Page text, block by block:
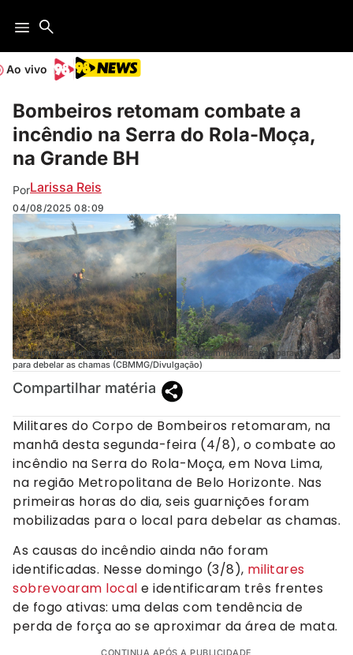
Ao vivo
Bombeiros retomam combate a
incêndio na Serra do Rola-Moça,
na Grande BH
PorLarissa Reis
04/08/2025 08:09
Nas primeiras horas do dia, seis guarnições foram mobilizadas para o local
para debelar as chamas (CBMMG/Divulgação)
Compartilhar matéria
Militares do Corpo de Bombeiros retomaram, na
manhã desta segunda-feira (4/8), o combate ao
incêndio na Serra do Rola-Moça, em Nova Lima,
na região Metropolitana de Belo Horizonte. Nas
primeiras horas do dia, seis guarnições foram
mobilizadas para o local para debelar as chamas.
As causas do incêndio ainda não foram
identificadas. Nesse domingo (3/8), militares
sobrevoaram local e identificaram três frentes
de fogo ativas: uma delas com tendência de
perda de força ao se aproximar da área de mata.